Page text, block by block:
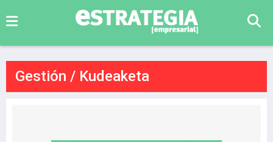
Gestión / Kudeaketa